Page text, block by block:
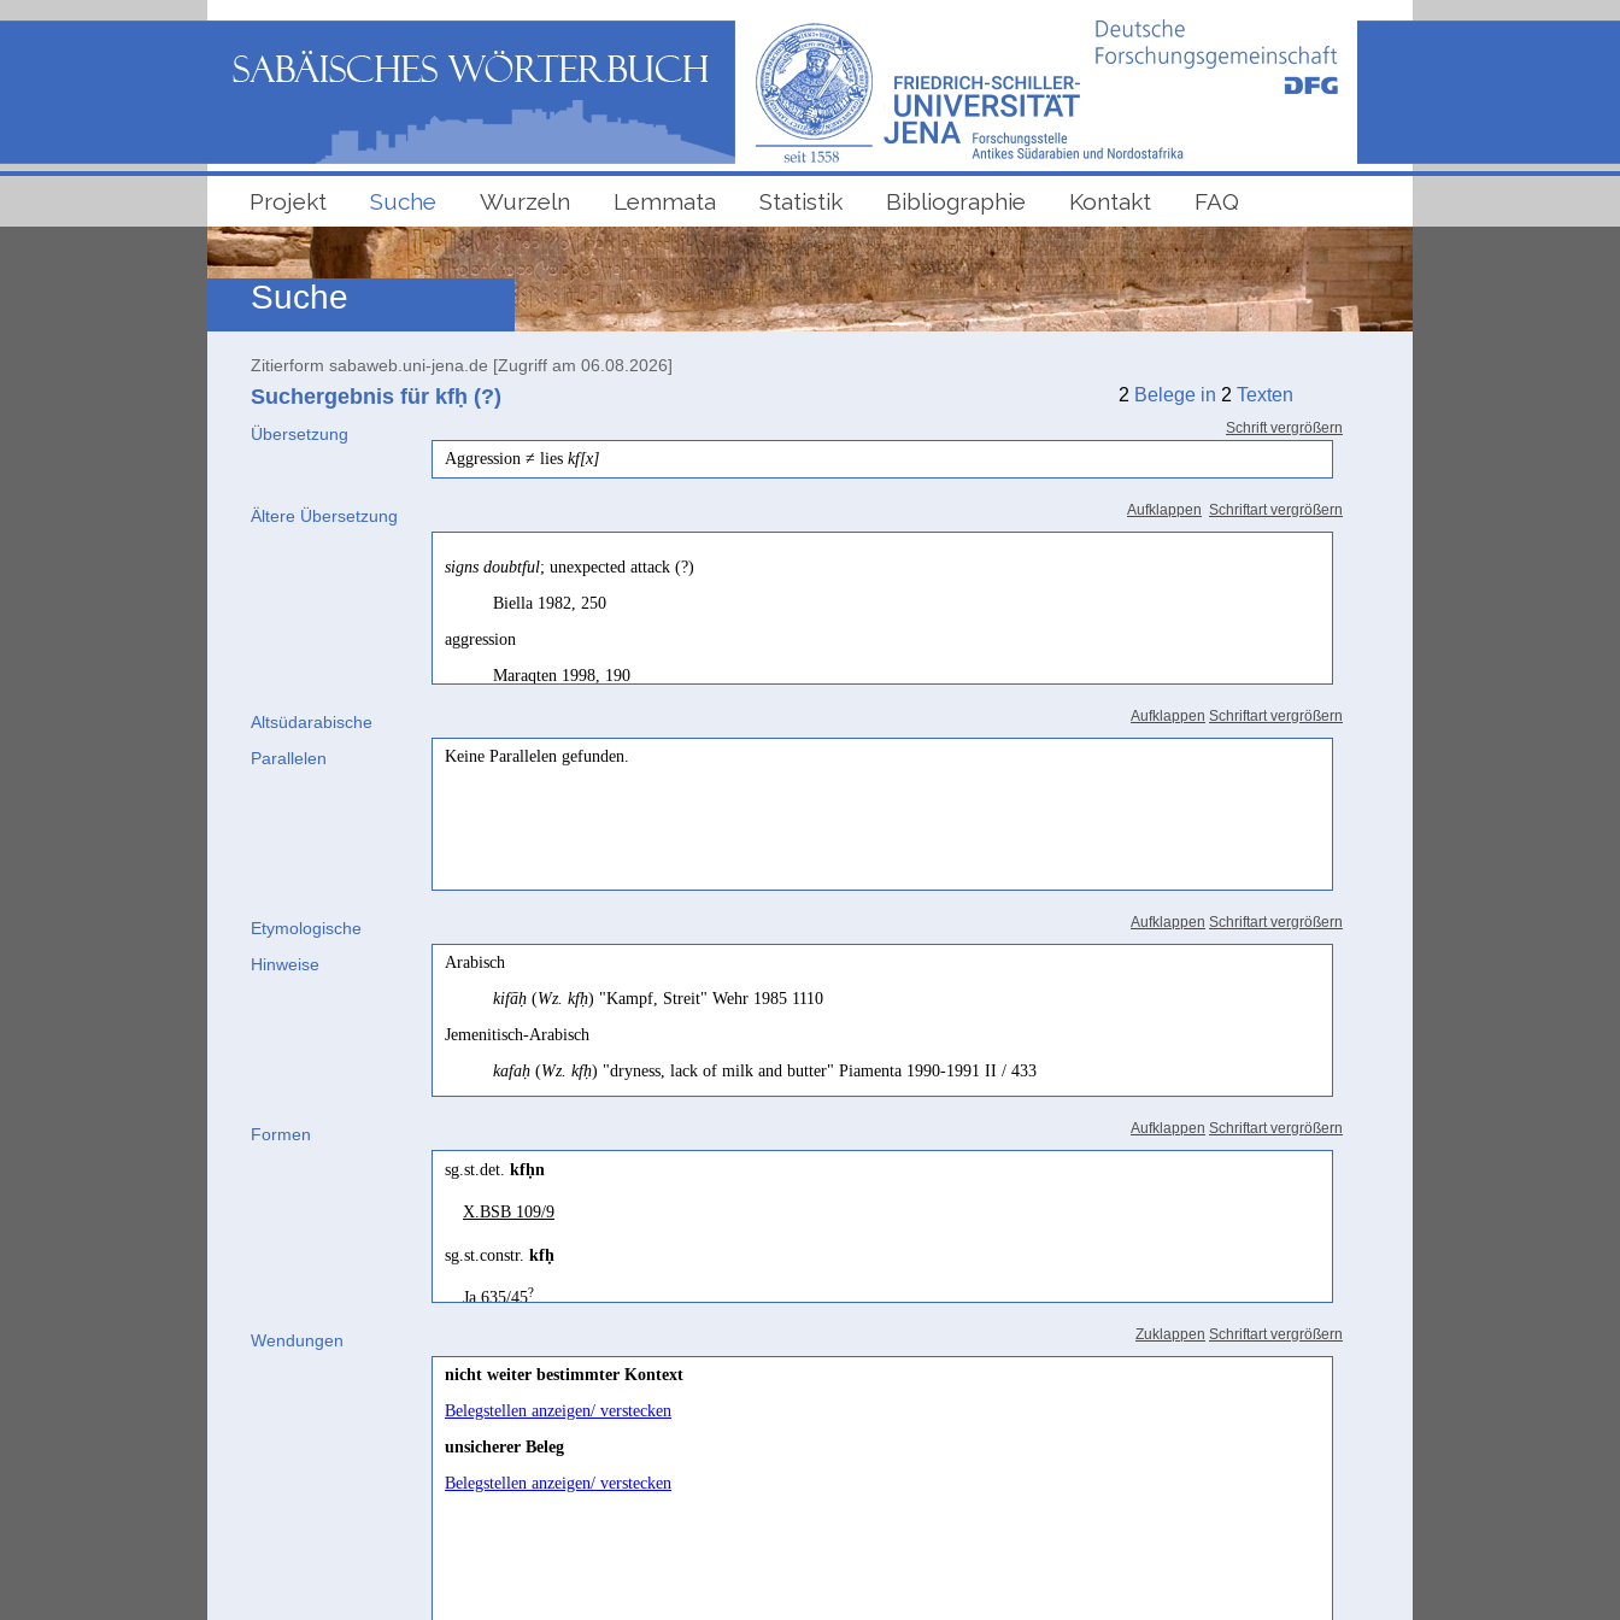
Projekt Suche Wurzeln Lemmata Statistik Bibliographie Kontakt FAQ
Suche
Zitierform sabaweb.uni-jena.de [Zugriff am 06.08.2026]
Suchergebnis für kfḥ (?) 2 Belege in 2 Texten
Übersetzung Schrift vergrößern
Aggression ≠ lies kf[x]
Ältere Übersetzung Aufklappen Schriftart vergrößern
signs doubtful; unexpected attack (?)
Biella 1982, 250
aggression
Maraqten 1998, 190
Multhoff 2019, 159
SD français, 76
Stein 2010, 726
unexpected attack
Altsüdarabische
Parallelen
Aufklappen Schriftart vergrößern
Keine Parallelen gefunden.
Etymologische
Hinweise
Aufklappen Schriftart vergrößern
Arabisch
kifāḥ (Wz. kfḥ) "Kampf, Streit" Wehr 1985 1110
Jemenitisch-Arabisch
kafaḥ (Wz. kfḥ) "dryness, lack of milk and butter" Piamenta 1990-1991 II / 433
Formen Aufklappen Schriftart vergrößern
sg.st.det. kfḥn
X.BSB 109/9
sg.st.constr. kfḥ
Ja 635/45?
Wendungen Zuklappen Schriftart vergrößern
nicht weiter bestimmter Kontext
Belegstellen anzeigen/ verstecken
unsicherer Beleg
Belegstellen anzeigen/ verstecken